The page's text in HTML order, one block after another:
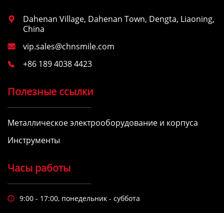

Dahenan Village, Dahenan Town, Dengta, Liaoning,
China
 vip.sales@chnsmile.com
 +86 189 4038 4423
Полезные ссылки
Металлическое электрооборудование и корпуса
Инструменты
Часы работы
 9:00 - 17:00, понедельник - суббота